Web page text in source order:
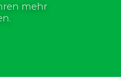
mehr